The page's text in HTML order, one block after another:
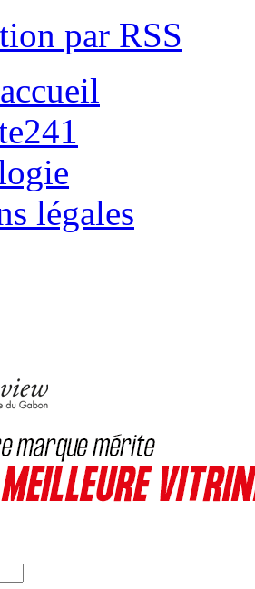
par RSS
légales